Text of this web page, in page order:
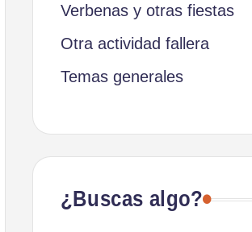
Verbenas y otras fiestas
Otra actividad fallera
Temas generales
¿Buscas algo?